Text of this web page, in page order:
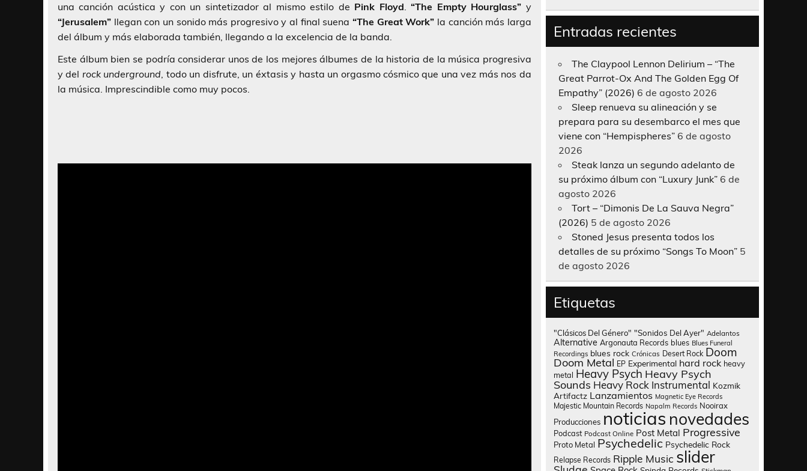
una canción acústica y con un sintetizador al mismo estilo de Pink Floyd.“The Empty Hourglass” y
“Jerusalem” llegan con un sonido más progresivo y al final suena “The Great Work” la canción más larga
del álbum y más elaborada también, llegando a la excelencia de la banda.
Este álbum bien se podría considerar unos de los mejores álbumes de la historia de la música progresiva
y del rock underground, todo un disfrute, un éxtasis y hasta un orgasmo cósmico que una vez más nos da
la música. Imprescindible como muy pocos.
Entradas recientes
The Claypool Lennon Delirium – “The
Great Parrot-Ox And The Golden Egg Of
Empathy” (2026) 6 de agosto 2026
Sleep renueva su alineación y se
prepara para su desembarco el mes que
viene con “Hempispheres” 6 de agosto
2026
Steak lanza un segundo adelanto de
su próximo álbum con “Luxury Junk” 6 de
agosto 2026
Tort – “Dimonis De La Sauva Negra”
(2026) 5 de agosto 2026
Stoned Jesus presenta todos los
detalles de su próximo “Songs To Moon” 5
de agosto 2026
Etiquetas
"Clásicos Del Género" "Sonidos Del Ayer" Adelantos
Alternative Argonauta Records blues Blues Funeral
Recordings blues rock Crónicas Desert Rock Doom
Doom Metal EP Experimental hard rock heavy
metal Heavy Psych Heavy Psych
Sounds Heavy Rock Instrumental Kozmik
Artifactz Lanzamientos Magnetic Eye Records
Majestic Mountain Records Napalm Records Nooirax
Producciones noticias novedades
Podcast Podcast Online Post Metal Progressive
Proto Metal Psychedelic Psychedelic Rock
Relapse Records Ripple Music slider